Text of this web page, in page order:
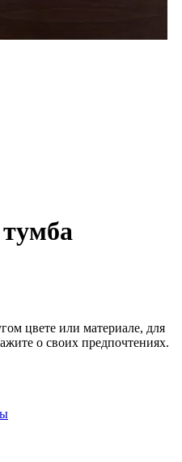
цвете или материале, для
о своих предпочтениях.